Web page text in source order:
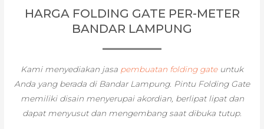
HARGA FOLDING GATE PER-METER
BANDAR LAMPUNG
Kami menyediakan jasa pembuatan folding gateuntuk
Anda yang berada di Bandar Lampung. Pintu Folding Gate
memiliki disain menyerupai akordian, berlipat lipat dan
dapat menyusut dan mengembang saat dibuka tutup.